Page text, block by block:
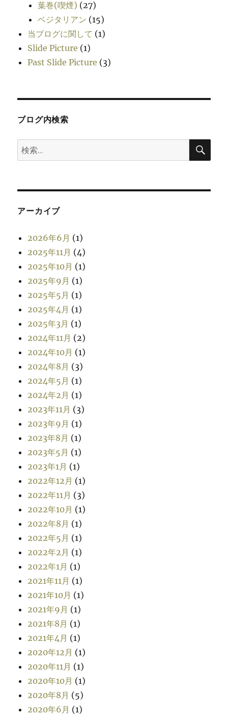
葉巻(喫煙) (27)
ベジタリアン (15)
当ブログに関して (1)
Slide Picture (1)
Past Slide Picture (3)
ブログ内検索
検
索:
検
アーカイブ
2026年6月 (1)
2025年11月 (4)
2025年10月 (1)
2025年9月 (1)
2025年5月 (1)
2025年4月 (1)
2025年3月 (1)
2024年11月 (2)
2024年10月 (1)
2024年8月 (3)
2024年5月 (1)
2024年2月 (1)
2023年11月 (3)
2023年9月 (1)
2023年8月 (1)
2023年5月 (1)
2023年1月 (1)
2022年12月 (1)
2022年11月 (3)
2022年10月 (1)
2022年8月 (1)
2022年5月 (1)
2022年2月 (1)
2022年1月 (1)
2021年11月 (1)
2021年10月 (1)
2021年9月 (1)
2021年8月 (1)
2021年4月 (1)
2020年12月 (1)
2020年11月 (1)
2020年10月 (1)
2020年8月 (5)
2020年6月 (1)